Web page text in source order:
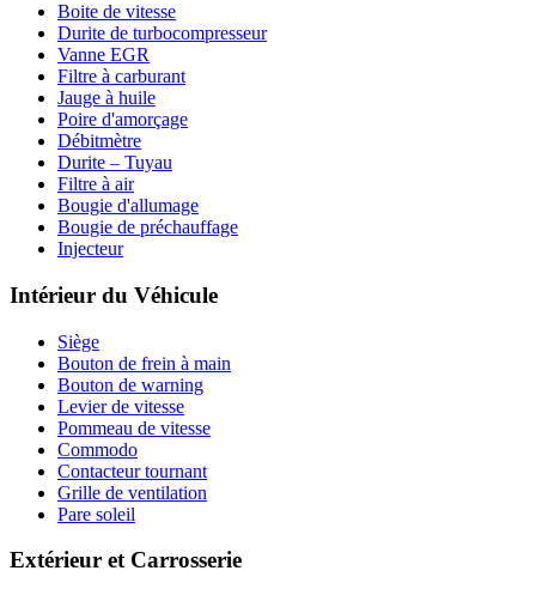
Boite de vitesse
Durite de turbocompresseur
Vanne EGR
Filtre à carburant
Jauge à huile
Poire d'amorçage
Débitmètre
Durite – Tuyau
Filtre à air
Bougie d'allumage
Bougie de préchauffage
Injecteur
Intérieur du Véhicule
Siège
Bouton de frein à main
Bouton de warning
Levier de vitesse
Pommeau de vitesse
Commodo
Contacteur tournant
Grille de ventilation
Pare soleil
Extérieur et Carrosserie